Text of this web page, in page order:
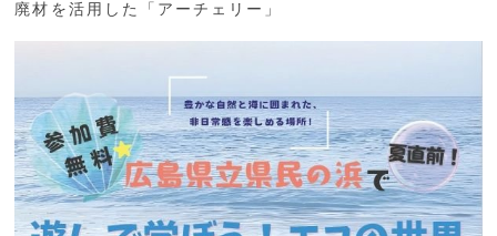
廃材を活用した「アーチェリー」